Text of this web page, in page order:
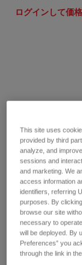
ログインして価
360 磁気ターゲ
品番: ACC-HPB-
This site uses
provided by third
analyze, and
sessions and
and marketing. We
access information
identifiers, referring
purposes. By
browse our site
necessary to
will be deployed. By
Preferences” you
through the link in